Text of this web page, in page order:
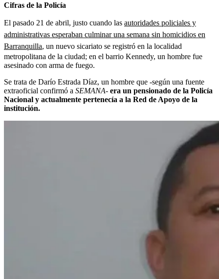
Cifras de la Policía
El pasado 21 de abril, justo cuando las autoridades policiales y
administrativas esperaban culminar una semana sin homicidios en
Barranquilla, un nuevo sicariato se registró en la localidad
metropolitana de la ciudad; en el barrio Kennedy, un hombre fue
asesinado con arma de fuego.
Se trata de Darío Estrada Díaz, un hombre que -según una fuente
extraoficial confirmó a SEMANA- era un pensionado de la Policía
Nacional y actualmente pertenecía a la Red de Apoyo de la
institución.